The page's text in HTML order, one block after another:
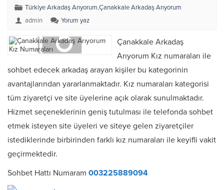
Türkiye Arkadaş Arıyorum,Çanakkale Arkadaş Arıyorum
admin
Yorum yaz
Çanakkale Arkadaş
Arıyorum Kız numaraları ile
sohbet edecek arkadaş arayan kişiler bu kategorinin
avantajlarından yararlanmaktadır. Kız numaraları kategorisi
tüm ziyaretçi ve site üyelerine açık olarak sunulmaktadır.
Hizmet seçeneklerinin geniş tutulması ile telefonda sohbet
etmek isteyen site üyeleri ve siteye gelen ziyaretçiler
istediklerinde birbirinden farklı kız numaraları ile keyifli vakit
geçirmektedir.
Sohbet Hattı Numaram 003225889094